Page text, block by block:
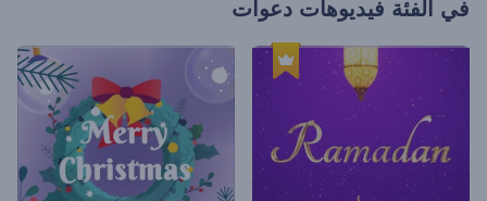
في الفئة فيديوهات دعوات